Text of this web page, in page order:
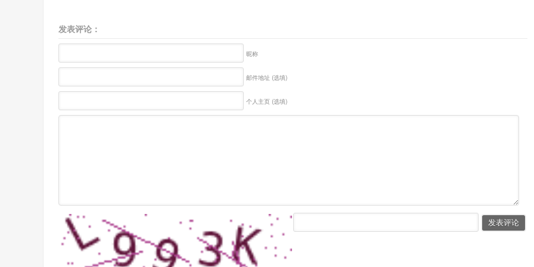
发表评论：
昵称
邮件地址 (选填)
个人主页 (选填)